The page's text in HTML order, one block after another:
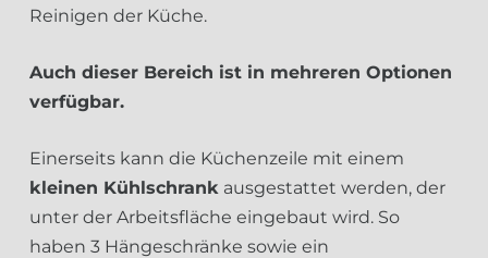
Reinigen der Küche.
Auch dieser Bereich ist in mehreren Optionen
verfügbar.
Einerseits kann die Küchenzeile mit einem
kleinen Kühlschrank ausgestattet werden, der
unter der Arbeitsfläche eingebaut wird. So
haben 3 Hängeschränke sowie ein